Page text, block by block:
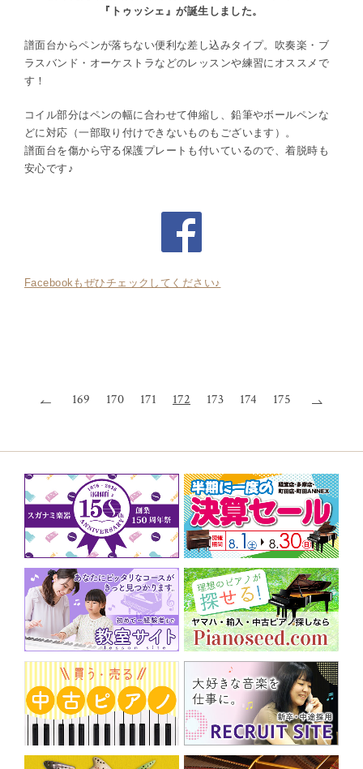
『トゥッシェ』が誕生しました。
譜面台からペンが落ちない便利な差し込みタイプ。吹奏楽・ブ
ラスバンド・オーケストラなどのレッスンや練習にオススメで
す！
コイル部分はペンの幅に合わせて伸縮し、鉛筆やボールペンな
どに対応（一部取り付けできないものもございます）。
譜面台を傷から守る保護プレートも付いているので、着脱時も
安心です♪
Facebookもぜひチェックしてください♪
169 170 171 172 173 174 175